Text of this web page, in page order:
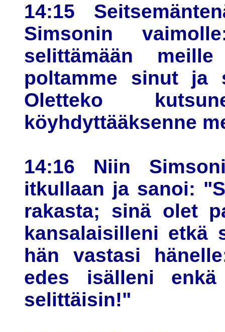
14:15
Simsonin
selittämään
poltamme sinut ja
Oletteko
köyhdyttääksenne
14:16 Niin
itkullaan ja sanoi:
rakasta; sinä olet
kansalaisilleni etkä
hän vastasi
edes isälleni
selittäisin!"